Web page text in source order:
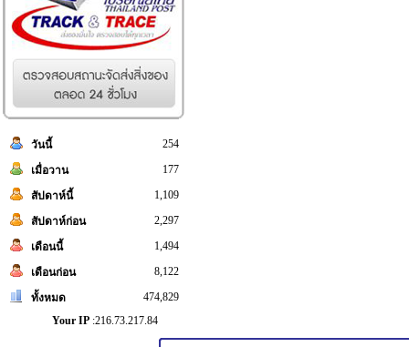
วันนี้ 254
เมื่อวาน 177
สัปดาห์นี้ 1,109
สัปดาห์ก่อน 2,297
เดือนนี้ 1,494
เดือนก่อน 8,122
ทั้งหมด
474,829
Your IP :216.73.217.84